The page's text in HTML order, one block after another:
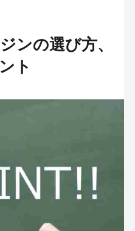
ンの選び方、
ト